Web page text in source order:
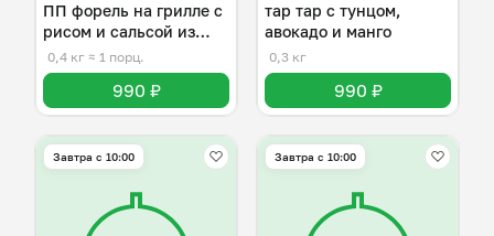
ПП форель на грилле с
рисом и сальсой из
манго
0,4 кг ≈ 1 порц.
990 ₽
тар тар с тунцом,
авокадо и манго
0,3 кг
990 ₽
Завтра c 10:00 Завтра c 10:00